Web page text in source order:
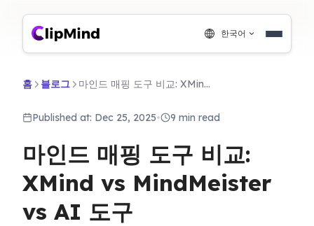
한국어
홈 블로그 마인드 매핑 도구 비교: XMind vs MindMeister vs AI 도구
Published at: Dec 25, 2025• 9 min read
마인드 매핑 도구 비교:
XMind vs MindMeister
vs AI 도구